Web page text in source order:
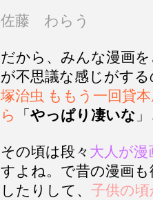
佐藤 わらう
だから、みんな漫画
が不思議な感じがす
塚治虫 ももう一回貸
ら
「 やっぱり凄いな
その頃は段々 大人が
すよね。で昔の漫画
したりして、 子供の